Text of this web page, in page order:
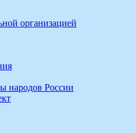
организацией
народов России